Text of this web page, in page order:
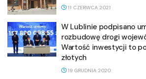
11 CZERWCA 2021
W Lublinie podpisano
rozbudowę drogi
Wartość inwestycji to
złotych
19 GRUDNIA 2020